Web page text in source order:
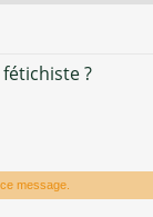
?
message.